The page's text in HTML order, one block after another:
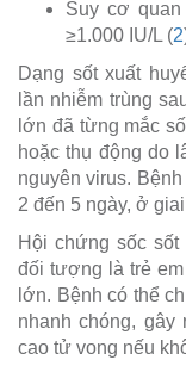
Suy cơ quan
≥1.000 IU/L (2
Dạng sốt xuất
lần nhiễm trùng
lớn đã từng mắc
hoặc thụ động do
nguyên virus.
2 đến 5 ngày, ở
Hội chứng sốc
đối tượng là trẻ
lớn. Bệnh có thể
nhanh chóng,
cao tử vong nếu